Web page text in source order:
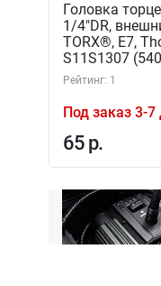
Головка
1/4"DR,
TORX®, Е7,
S11S1307
Рейтинг: 1
Под заказ 3-7
65 р.